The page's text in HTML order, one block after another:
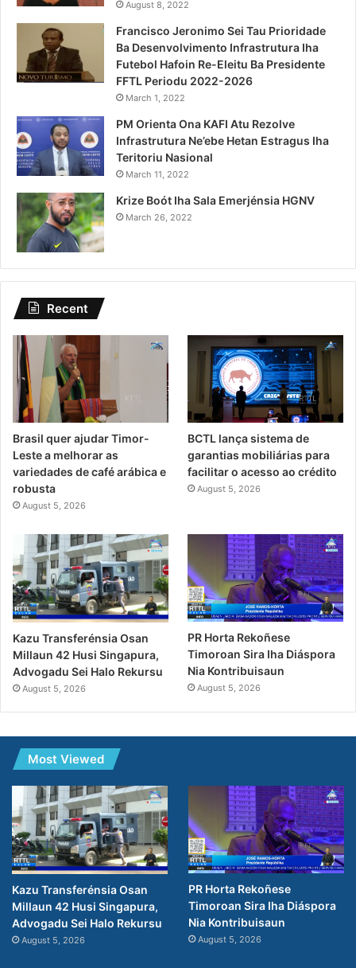
August 8, 2022
Francisco Jeronimo Sei Tau Prioridade
Ba Desenvolvimento Infrastrutura Iha
Futebol Hafoin Re-Eleitu Ba Presidente
FFTL Periodu 2022-2026
March 1, 2022
PM Orienta Ona KAFI Atu Rezolve
Infrastrutura Ne’ebe Hetan Estragus Iha
Teritoriu Nasional
March 11, 2022
Krize Boót Iha Sala Emerjénsia HGNV
March 26, 2022
Recent
Brasil quer ajudar Timor-
Leste a melhorar as
variedades de café arábica e
robusta
August 5, 2026
BCTL lança sistema de
garantias mobiliárias para
facilitar o acesso ao crédito
August 5, 2026
Kazu Transferénsia Osan
Millaun 42 Husi Singapura,
Advogadu Sei Halo Rekursu
August 5, 2026
PR Horta Rekoñese
Timoroan Sira Iha Diáspora
Nia Kontribuisaun
August 5, 2026
Most Viewed
Kazu Transferénsia Osan
Millaun 42 Husi Singapura,
Advogadu Sei Halo Rekursu
August 5, 2026
PR Horta Rekoñese
Timoroan Sira Iha Diáspora
Nia Kontribuisaun
August 5, 2026